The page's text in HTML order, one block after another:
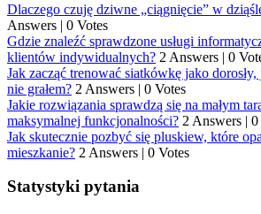
Dlaczego czuję dziwne „ciągnięcie” w
Answers | 0 Votes
Gdzie znaleźć sprawdzone usługi
klientów indywidualnych? 2 Answers | 0
Jak zacząć trenować siatkówkę jako
nie grałem? 2 Answers | 0 Votes
Jakie rozwiązania sprawdzą się na małym
maksymalnej funkcjonalności? 2 Answers | 0
Jak skutecznie pozbyć się pluskiew, które
mieszkanie? 2 Answers | 0 Votes
Statystyki pytania